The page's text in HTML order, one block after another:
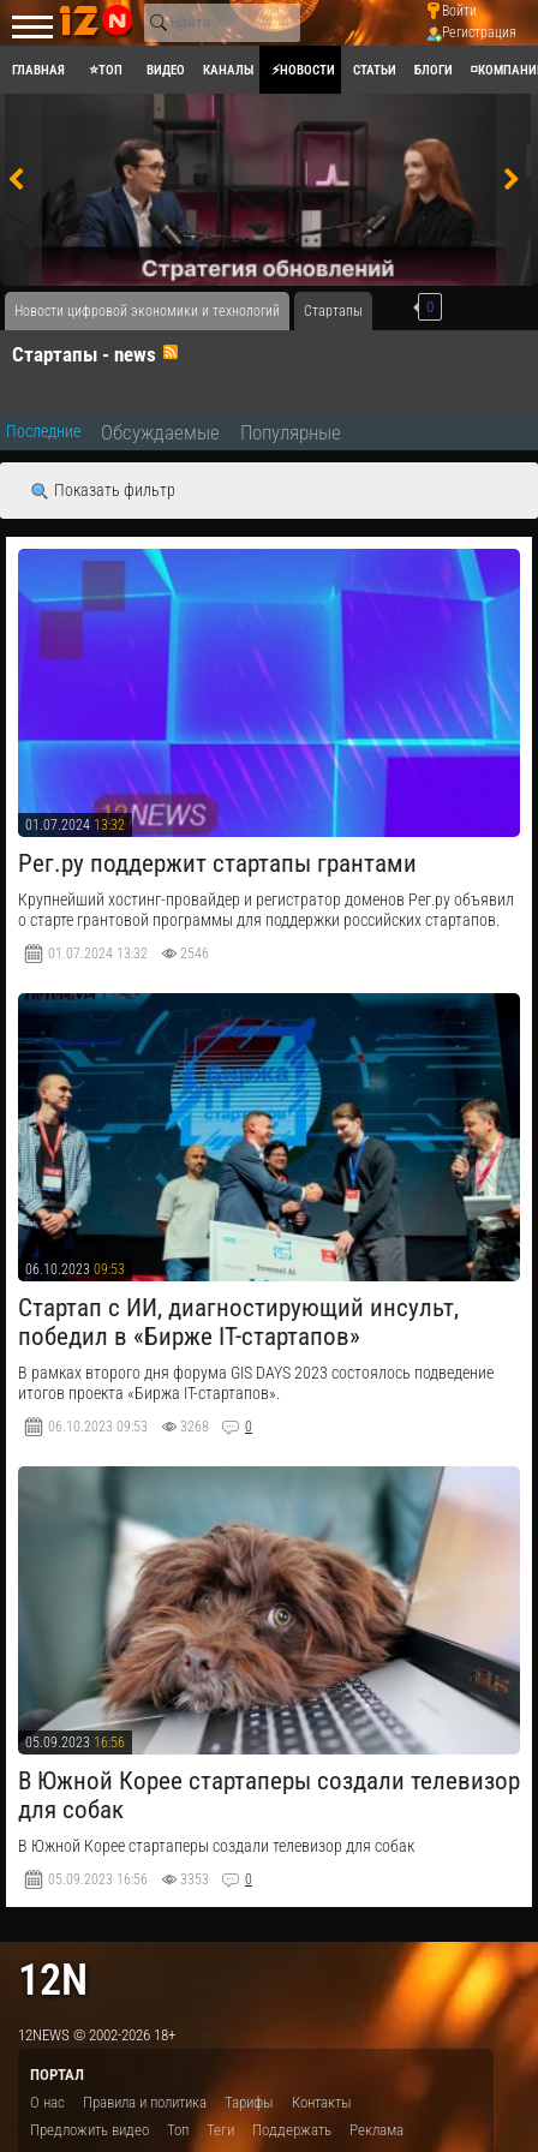
Войти
Регистрация
ГЛАВНАЯ ⭐ТОП ВИДЕО КАНАЛЫ ⚡НОВОСТИ СТАТЬИ БЛОГИ
Новости цифровой экономики и технологий Стартапы 0
Стартапы - news
Последние Обсуждаемые Популярные
Показать фильтр
01.07.2024 13:32
Рег.ру поддержит стартапы грантами
Крупнейший хостинг-провайдер и регистратор доменов Рег.ру объявил
о старте грантовой программы для поддержки российских стартапов.
01.07.2024 13:32 2546
06.10.2023 09:53
Стартап с ИИ, диагностирующий инсульт,
победил в «Бирже IT-стартапов»
В рамках второго дня форума GIS DAYS 2023 состоялось подведение
итогов проекта «Биржа IT-стартапов».
06.10.2023 09:53 3268 0
05.09.2023 16:56
В Южной Корее стартаперы создали телевизор
для собак
В Южной Корее стартаперы создали телевизор для собак
05.09.2023 16:56 3353 0
12N
12NEWS © 2002-2026 18+
ПОРТАЛ
О нас
Правила и политика Тарифы
Контакты
Предложить видео
Топ Теги Поддержать Реклама